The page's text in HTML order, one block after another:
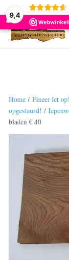
9,4
Home/ Fineer let
opgestuurd! /
bladen € 40